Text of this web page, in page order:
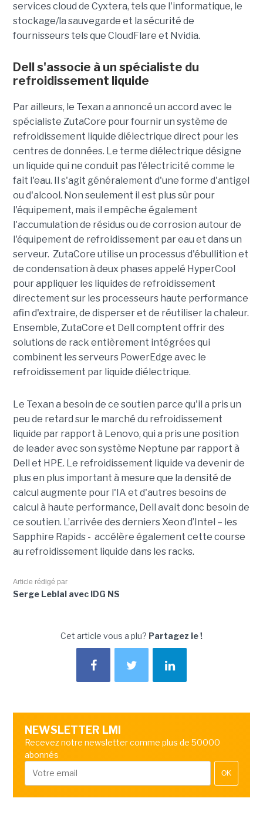
services cloud de Cyxtera, tels que l'informatique, le
stockage/la sauvegarde et la sécurité de
fournisseurs tels que CloudFlare et Nvidia.
Dell s'associe à un spécialiste du
refroidissement liquide
Par ailleurs, le Texan a annoncé un accord avec le
spécialiste ZutaCore pour fournir un système de
refroidissement liquide diélectrique direct pour les
centres de données. Le terme diélectrique désigne
un liquide qui ne conduit pas l'électricité comme le
fait l'eau. Il s'agit généralement d'une forme d'antigel
ou d'alcool. Non seulement il est plus sûr pour
l'équipement, mais il empêche également
l'accumulation de résidus ou de corrosion autour de
l'équipement de refroidissement par eau et dans un
serveur. ZutaCore utilise un processus d'ébullition et
de condensation à deux phases appelé HyperCool
pour appliquer les liquides de refroidissement
directement sur les processeurs haute performance
afin d'extraire, de disperser et de réutiliser la chaleur.
Ensemble, ZutaCore et Dell comptent offrir des
solutions de rack entièrement intégrées qui
combinent les serveurs PowerEdge avec le
refroidissement par liquide diélectrique.
Le Texan a besoin de ce soutien parce qu'il a pris un
peu de retard sur le marché du refroidissement
liquide par rapport à Lenovo, qui a pris une position
de leader avec son système Neptune par rapport à
Dell et HPE. Le refroidissement liquide va devenir de
plus en plus important à mesure que la densité de
calcul augmente pour l'IA et d'autres besoins de
calcul à haute performance, Dell avait donc besoin de
ce soutien. L’arrivée des derniers Xeon d’Intel – les
Sapphire Rapids - accélère également cette course
au refroidissement liquide dans les racks.
Article rédigé par
Serge Leblal avec IDG NS
Cet article vous a plu? Partagez le !
NEWSLETTER LMI
Recevez notre newsletter comme plus de 50000
abonnés
OK